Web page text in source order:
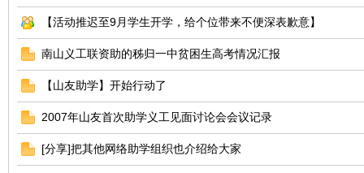
【活动推迟至9月学生开学，给个位带来不便深表歉意】
南山义工联资助的秭归一中贫困生高考情况汇报
【山友助学】开始行动了
2007年山友首次助学义工见面讨论会会议记录
[分享]把其他网络助学组织也介绍给大家